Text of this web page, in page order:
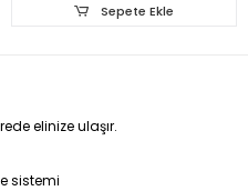
Sepete Ekle
elinize ulaşır.
sistemi